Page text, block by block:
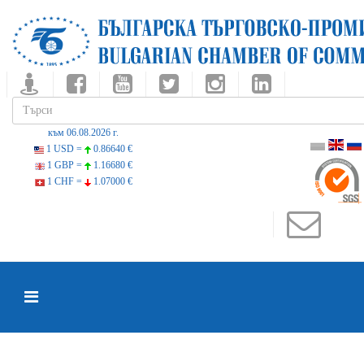
към 06.08.2026 г.
1 USD =
0.86640 €
1 GBP =
1.16680 €
1 CHF =
1.07000 €